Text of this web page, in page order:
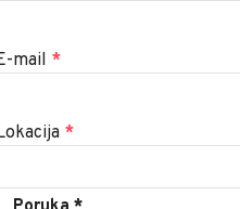
mail *
*